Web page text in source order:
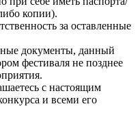
копии).
за оставленные
документы, данный
фестиваля не позднее
с настоящим
и всеми его